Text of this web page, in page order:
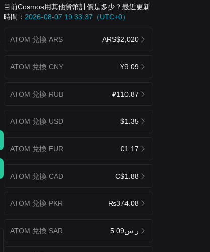
目前Cosmos用其他貨幣計價是多少？最近更新
時間： 2026-08-07 19:33:37（UTC+0）
ATOM 兌換 ARS ARS$2,020
ATOM 兌換 CNY ¥9.09
ATOM 兌換 RUB ₽110.87
ATOM 兌換 USD $1.35
ATOM 兌換 EUR €1.17
ATOM 兌換 CAD C$1.88
ATOM 兌換 PKR ₨374.08
ATOM 兌換 SAR ر.س5.09